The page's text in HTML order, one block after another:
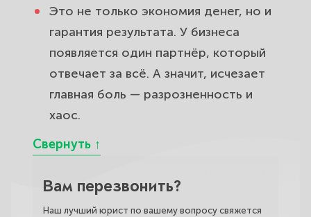
Это не только экономия денег, но и
гарантия результата. У бизнеса
появляется один партнёр, который
отвечает за всё. А значит, исчезает
главная боль — разрозненность и
хаос.
Вам перезвонить?
Наш лучший юрист по вашему вопросу свяжется